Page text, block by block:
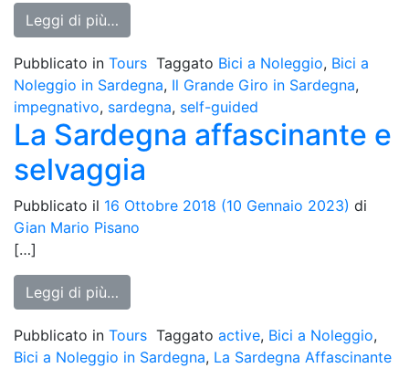
Leggi di più…
Pubblicato in Tours Taggato Bici a Noleggio, Bici a
Noleggio in Sardegna, Il Grande Giro in Sardegna,
impegnativo, sardegna, self-guided
La Sardegna affascinante e
selvaggia
Pubblicato il 16 Ottobre 2018 (10 Gennaio 2023) di
Gian Mario Pisano
[…]
Leggi di più…
Pubblicato in Tours Taggato active, Bici a Noleggio,
Bici a Noleggio in Sardegna, La Sardegna Affascinante